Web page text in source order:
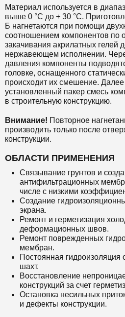
Материал используется в
выше 0 °С до + 30 °С.
Б нагнетаются при помощи
соотношением компонентов по
закачивания акрилатных гелей
нержавеющем исполнении.
давления компоненты
головке, оснащенного
происходит их смешение. Далее
установленный пакер смесь
в строительную конструкцию.
Внимание! Повторное
производить только после
конструкции.
ОБЛАСТИ ПРИМЕНЕНИЯ
Связывание грунтов и
антифильтрационных
числе с низкими
Создание
экрана.
Ремонт и герметизация
деформационных швов.
Ремонт поврежденных
мембран.
Постоянная гидроизоляция
шахт.
Восстановление
конструкций за счет
Остановка несильных
и дефекты конструкции.